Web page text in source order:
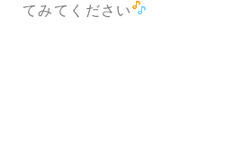
てみてください